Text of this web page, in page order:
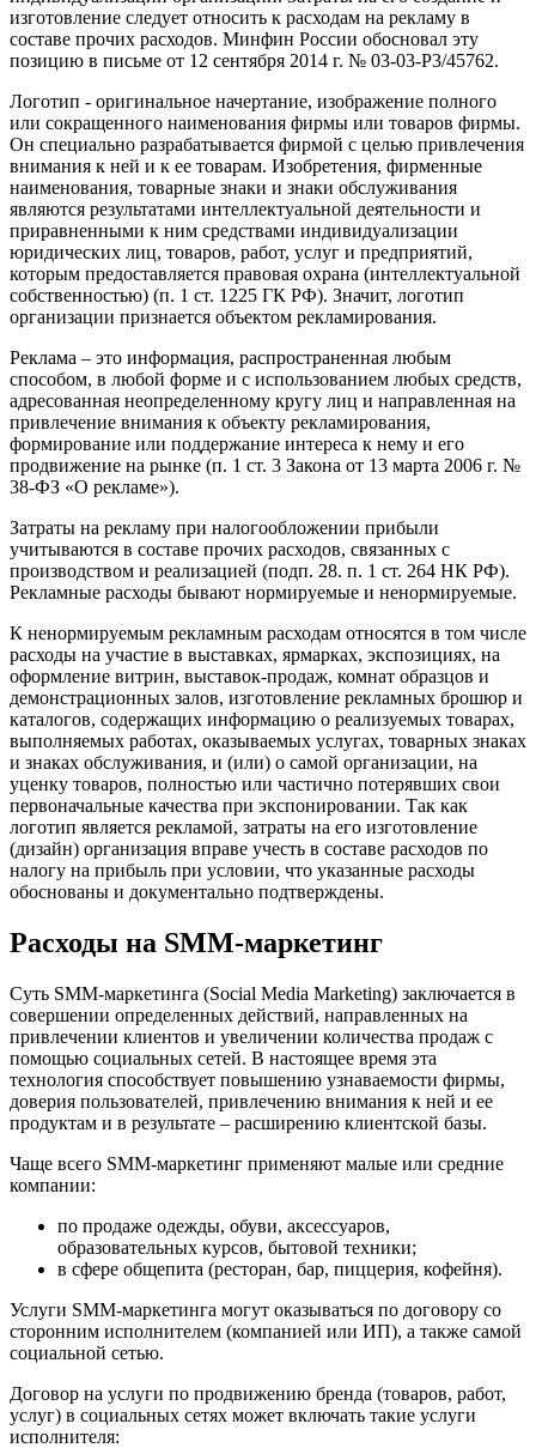
изготовление следует относить к расходам на рекламу в
составе прочих расходов. Минфин России обосновал эту
позицию в письме от 12 сентября 2014 г. № 03-03-Р3/45762.
Логотип - оригинальное начертание, изображение полного
или сокращенного наименования фирмы или товаров фирмы.
Он специально разрабатывается фирмой с целью привлечения
внимания к ней и к ее товарам. Изобретения, фирменные
наименования, товарные знаки и знаки обслуживания
являются результатами интеллектуальной деятельности и
приравненными к ним средствами индивидуализации
юридических лиц, товаров, работ, услуг и предприятий,
которым предоставляется правовая охрана (интеллектуальной
собственностью) (п. 1 ст. 1225 ГК РФ). Значит, логотип
организации признается объектом рекламирования.
Реклама – это информация, распространенная любым
способом, в любой форме и с использованием любых средств,
адресованная неопределенному кругу лиц и направленная на
привлечение внимания к объекту рекламирования,
формирование или поддержание интереса к нему и его
продвижение на рынке (п. 1 ст. 3 Закона от 13 марта 2006 г. №
38-ФЗ «О рекламе»).
Затраты на рекламу при налогообложении прибыли
учитываются в составе прочих расходов, связанных с
производством и реализацией (подп. 28. п. 1 ст. 264 НК РФ).
Рекламные расходы бывают нормируемые и ненормируемые.
К ненормируемым рекламным расходам относятся в том числе
расходы на участие в выставках, ярмарках, экспозициях, на
оформление витрин, выставок-продаж, комнат образцов и
демонстрационных залов, изготовление рекламных брошюр и
каталогов, содержащих информацию о реализуемых товарах,
выполняемых работах, оказываемых услугах, товарных знаках
и знаках обслуживания, и (или) о самой организации, на
уценку товаров, полностью или частично потерявших свои
первоначальные качества при экспонировании. Так как
логотип является рекламой, затраты на его изготовление
(дизайн) организация вправе учесть в составе расходов по
налогу на прибыль при условии, что указанные расходы
обоснованы и документально подтверждены.
Расходы на SMM-маркетинг
Суть SMM-маркетинга (Social Media Marketing) заключается в
совершении определенных действий, направленных на
привлечении клиентов и увеличении количества продаж с
помощью социальных сетей. В настоящее время эта
технология способствует повышению узнаваемости фирмы,
доверия пользователей, привлечению внимания к ней и ее
продуктам и в результате – расширению клиентской базы.
Чаще всего SMM-маркетинг применяют малые или средние
компании:
по продаже одежды, обуви, аксессуаров,
образовательных курсов, бытовой техники;
в сфере общепита (ресторан, бар, пиццерия, кофейня).
Услуги SMM-маркетинга могут оказываться по договору со
сторонним исполнителем (компанией или ИП), а также самой
социальной сетью.
Договор на услуги по продвижению бренда (товаров, работ,
услуг) в социальных сетях может включать такие услуги
исполнителя: